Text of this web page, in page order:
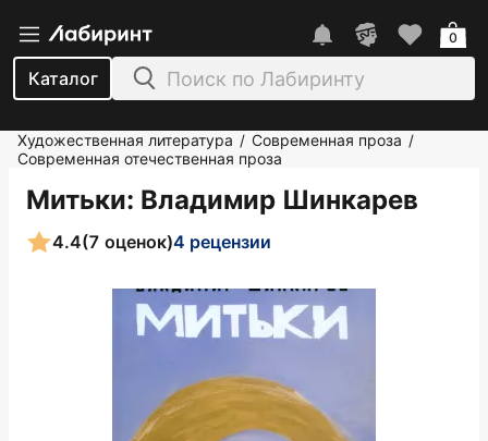
Каталог
0
Художественная литература / Современная проза /
Современная отечественная проза
Митьки: Владимир Шинкарев
4.4(7 оценок)4 рецензии